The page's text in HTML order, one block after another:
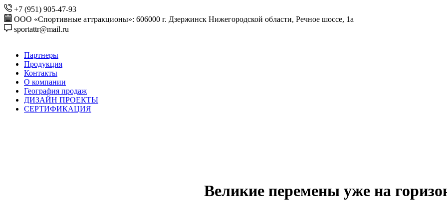
+7 (951) 905-47-93
ООО «Спортивные аттракционы»: 606000 г. Дзержинск Нижегородской области, Речное шоссе, 1а
sportattr@mail.ru
Партнеры
Продукция
Контакты
О компании
География продаж
ДИЗАЙН ПРОЕКТЫ
СЕРТИФИКАЦИЯ
Великие перемены уже на